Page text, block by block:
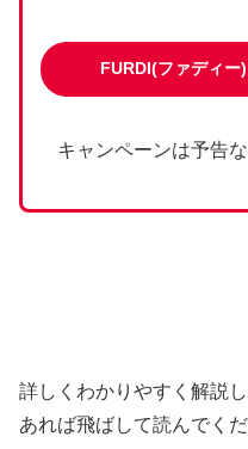
FURDI(ファディー
キャンペーンは予告
詳しくわかりやすく解説
あれば飛ばして読んでく